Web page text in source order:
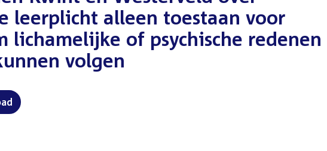
leerplicht alleen toestaan voor
lichamelijke of psychische redenen
volgen